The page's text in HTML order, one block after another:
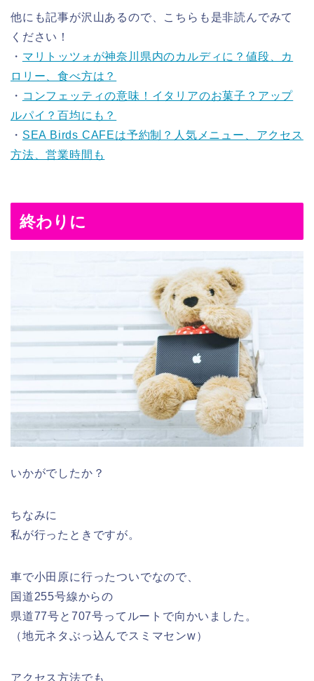
他にも記事が沢山あるので、こちらも是非読んでみて
ください！
・ マリトッツォが神奈川県内のカルディに？値段、カ
ロリー、食べ方は？
・ コンフェッティの意味！イタリアのお菓子？アップ
ルパイ？百均にも？
・ SEA Birds CAFEは予約制？人気メニュー、アクセス
方法、営業時間も
終わりに
いかがでしたか？
ちなみに
私が行ったときですが。
車で小田原に行ったついでなので、
国道255号線からの
県道77号と707号ってルートで向かいました。
（地元ネタぶっ込んでスミマセンw）
アクセス方法でも